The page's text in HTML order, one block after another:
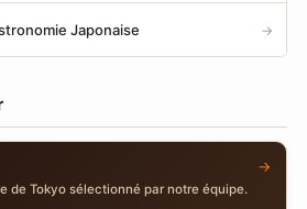
Japonaise →
de Tokyo sélectionné par notre équipe.
→